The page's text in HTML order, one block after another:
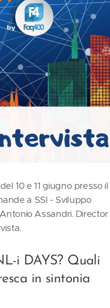
10 e 11 giugno presso il
a SSI - Sviluppo
Assandri. Director
i DAYS? Quali
in sintonia